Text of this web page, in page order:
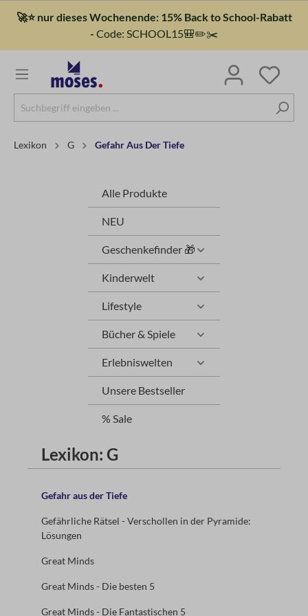
🚀⭐ nur dieses Wochenende: 15% Back to School-Rabatt
- Code: SCHOOL15🎒✏️✂️
Lexikon G Gefahr Aus Der Tiefe
Alle Produkte
NEU
Geschenkefinder 🎁
Kinderwelt
Lifestyle
Bücher & Spiele
Erlebniswelten
Unsere Bestseller
% Sale
Lexikon: G
Gefahr aus der Tiefe
Gefährliche Rätsel - Verschollen in der Pyramide:
Lösungen
Great Minds
Great Minds - Die besten 5
Great Minds - Die Fantastischen 5